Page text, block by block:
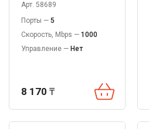
Арт. 58689
Порты — 5
Скорость, Mbps — 1000
Управление — Нет
8 170 ₸